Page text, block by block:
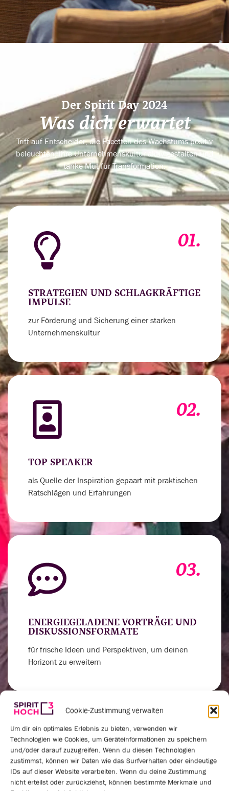
Cookie-Zustimmung verwalten
Um dir ein optimales Erlebnis zu bieten, verwenden wir
Technologien wie Cookies, um Geräteinformationen zu speichern
und/oder darauf zuzugreifen. Wenn du diesen Technologien
zustimmst, können wir Daten wie das Surfverhalten oder eindeutige
IDs auf dieser Website verarbeiten. Wenn du deine Zustimmung
nicht erteilst oder zurückziehst, können bestimmte Merkmale und
Der Spirit Day 2024
Was dich erwartet
Triff auf Entscheider, die Facetten des Wachstums positiv
beleuchten, ihre Unternehmenskultur aktiv gestalten und
tanke Mut für Transformation.
01.
STRATEGIEN UND SCHLAGKRÄFTIGE
IMPULSE
zur Förderung und Sicherung einer starken
Unternehmenskultur
02.
TOP SPEAKER
als Quelle der Inspiration gepaart mit praktischen
Ratschlägen und Erfahrungen
03.
ENERGIEGELADENE VORTRÄGE UND
DISKUSSIONSFORMATE
für frische Ideen und Perspektiven, um deinen
Horizont zu erweitern
04.